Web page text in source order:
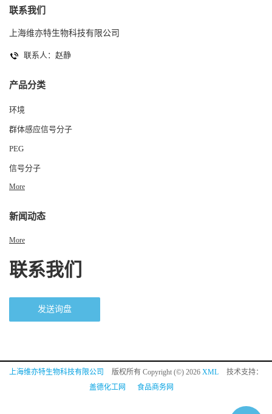
联系我们
上海维亦特生物科技有限公司
联系人：赵静
产品分类
环境
群体感应信号分子
PEG
信号分子
More
新闻动态
More
联系我们
发送询盘
上海维亦特生物科技有限公司 版权所有 Copyright (©) 2026 XML
技术支持：
盖德化工网
食品商务网